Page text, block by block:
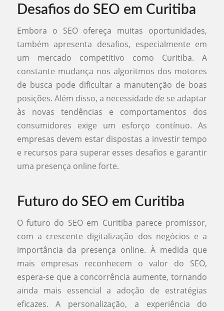
Desafios do SEO em Curitiba
Embora o SEO ofereça muitas oportunidades,
também apresenta desafios, especialmente em
um mercado competitivo como Curitiba. A
constante mudança nos algoritmos dos motores
de busca pode dificultar a manutenção de boas
posições. Além disso, a necessidade de se adaptar
às novas tendências e comportamentos dos
consumidores exige um esforço contínuo. As
empresas devem estar dispostas a investir tempo
e recursos para superar esses desafios e garantir
uma presença online forte.
Futuro do SEO em Curitiba
O futuro do SEO em Curitiba parece promissor,
com a crescente digitalização dos negócios e a
importância da presença online. À medida que
mais empresas reconhecem o valor do SEO,
espera-se que a concorrência aumente, tornando
ainda mais essencial a adoção de estratégias
eficazes. A personalização, a experiência do